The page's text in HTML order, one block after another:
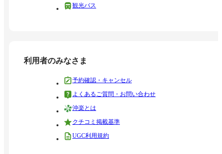
観光バス
利用者のみなさま
予約確認・キャンセル
よくあるご質問・お問い合わせ
沖楽とは
クチコミ掲載基準
UGC利用規約